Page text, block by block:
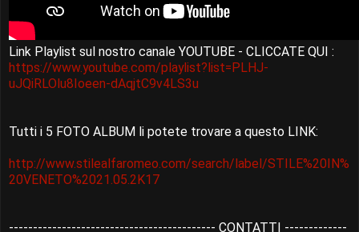
Link Playlist sul nostro canale YOUTUBE - CLICCATE QUI :
https://www.youtube.com/playlist?list=PLHJ-
uJQiRLOlu8Ioeen-dAqjtC9v4LS3u
Tutti i 5 FOTO ALBUM li potete trovare a questo LINK:
http://www.stilealfaromeo.com/search/label/STILE%20IN%
20VENETO%2021.05.2K17
------------------------------------------- CONTATTI -------------